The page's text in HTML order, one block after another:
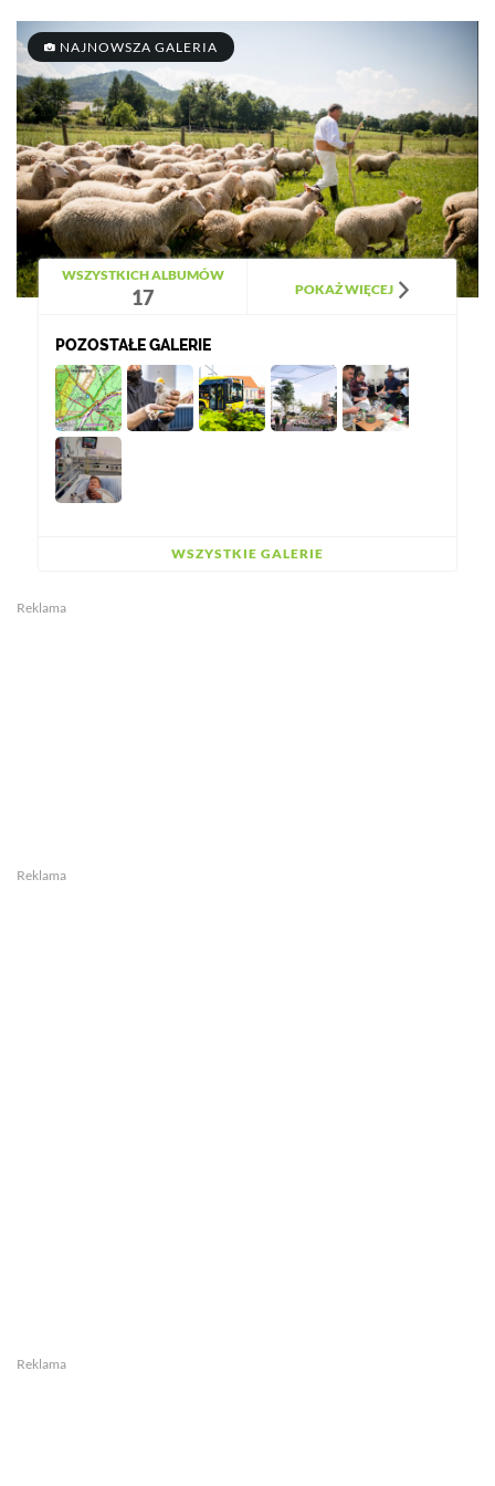
NAJNOWSZA GALERIA
WSZYSTKICH ALBUMÓW
17 POKAŻ WIĘCEJ
POZOSTAŁE GALERIE
WSZYSTKIE GALERIE
Reklama
Reklama
Reklama